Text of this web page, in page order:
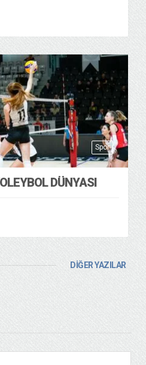
Spor
DÜNYASI
DİĞER YAZILAR